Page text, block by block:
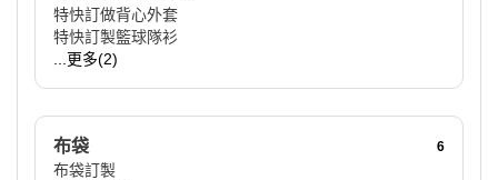
特快訂做背心外套
特快訂製籃球隊衫
...更多(2)
布袋 6
布袋訂製